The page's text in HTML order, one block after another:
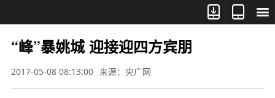



“峰”暴姚城 迎接迎四方宾朋
2017-05-08 08:13:00 来源：央广网